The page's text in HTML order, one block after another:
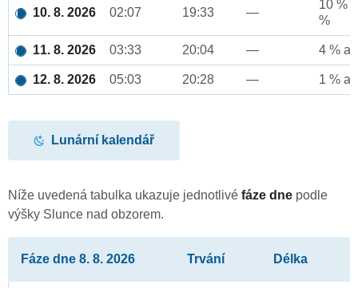
10. 8. 2026 02:07 19:33 —
10 %
%
11. 8. 2026 03:33 20:04 — 4 %
12. 8. 2026 05:03 20:28 — 1 %
Lunární kalendář
Níže uvedená tabulka ukazuje jednotlivé fáze dne podle
výšky Slunce nad obzorem.
Fáze dne 8. 8. 2026 Trvání Délka